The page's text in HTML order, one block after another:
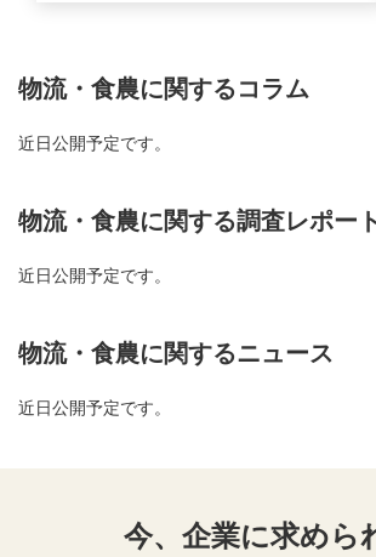
物流・食農に関するコラム
近日公開予定です。
物流・食農に関する調査レポート
近日公開予定です。
物流・食農に関するニュース
近日公開予定です。
今、企業に求めら